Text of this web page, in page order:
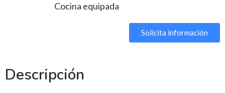
Cocina equipada
Solicita información
Descripción